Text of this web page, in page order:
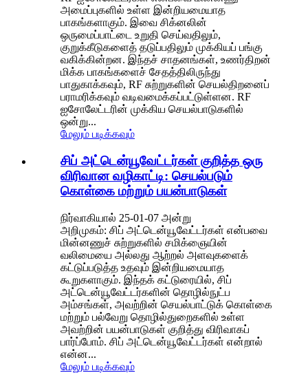
அமைப்புகளில் உள்ள இன்றியமையாத
பாகங்களாகும். இவை சிக்னலின்
ஒருமைப்பாட்டை உறுதி செய்வதிலும்,
குறுக்கீடுகளைத் தடுப்பதிலும் முக்கியப் பங்கு
வகிக்கின்றன. இந்தச் சாதனங்கள், உணர்திறன்
மிக்க பாகங்களைச் சேதத்திலிருந்து
பாதுகாக்கவும், RF சுற்றுகளின் செயல்திறனைப்
பராமரிக்கவும் வடிவமைக்கப்பட்டுள்ளன. RF
ஐசோலேட்டரின் முக்கிய செயல்பாடுகளில்
ஒன்று...
மேலும் படிக்கவும்
சிப் அட்டென்யூவேட்டர்கள் குறித்த ஒரு
விரிவான வழிகாட்டி: செயல்படும்
கொள்கை மற்றும் பயன்பாடுகள்
நிர்வாகியால் 25-01-07 அன்று
அறிமுகம்: சிப் அட்டென்யூவேட்டர்கள் என்பவை
மின்னணுச் சுற்றுகளில் சமிக்ஞையின்
வலிமையை அல்லது ஆற்றல் அளவுகளைக்
கட்டுப்படுத்த உதவும் இன்றியமையாத
கூறுகளாகும். இந்தக் கட்டுரையில், சிப்
அட்டென்யூவேட்டர்களின் தொழில்நுட்ப
அம்சங்கள், அவற்றின் செயல்பாட்டுக் கொள்கை
மற்றும் பல்வேறு தொழில்துறைகளில் உள்ள
அவற்றின் பயன்பாடுகள் குறித்து விரிவாகப்
பார்ப்போம். சிப் அட்டென்யூவேட்டர்கள் என்றால்
என்ன...
மேலும் படிக்கவும்